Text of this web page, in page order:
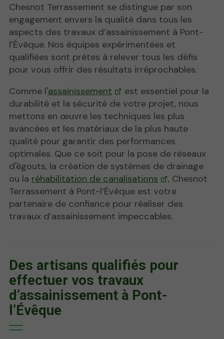
Chesnot Terrassement se distingue par son
engagement envers la qualité dans tous les
aspects des travaux d’assainissement à Pont-
l’Évêque. Nos équipes expérimentées et
qualifiées sont prêtes à relever tous les défis
pour vous offrir des résultats irréprochables.
Comme l'assainissement
est essentiel pour la
durabilité et la sécurité de votre projet, nous
mettons en œuvre les techniques les plus
avancées et les matériaux de la plus haute
qualité pour garantir des performances
optimales. Que ce soit pour la pose de réseaux
d'égouts, la création de systèmes de drainage
ou la réhabilitation de canalisations
, Chesnot
Terrassement à Pont-l’Évêque est votre
partenaire de confiance pour réaliser des
travaux d’assainissement impeccables.
Des artisans qualifiés pour
effectuer vos travaux
d’assainissement à Pont-
l’Évêque